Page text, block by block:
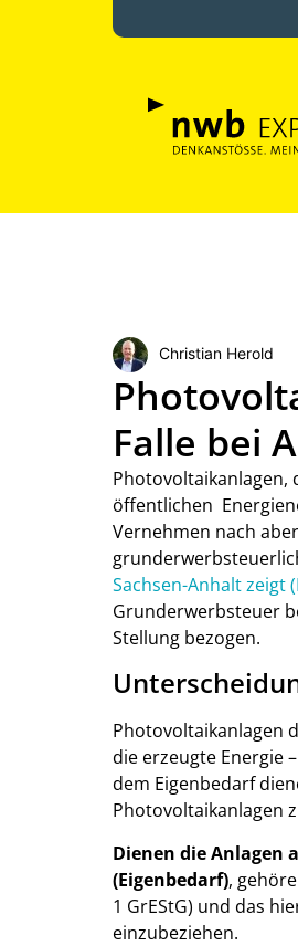
Christian Herold
Falle bei
Photovoltaikanlagen,
öffentlichen
Vernehmen nach
Sachsen-Anhalt zeigt
Grunderwerbsteuer
Stellung bezogen.
Photovoltaikanlagen
die erzeugte Energie
dem Eigenbedarf
Photovoltaikanlagen
Dienen die Anlagen
(Eigenbedarf),
1 GrEStG) und das
einzubeziehen.